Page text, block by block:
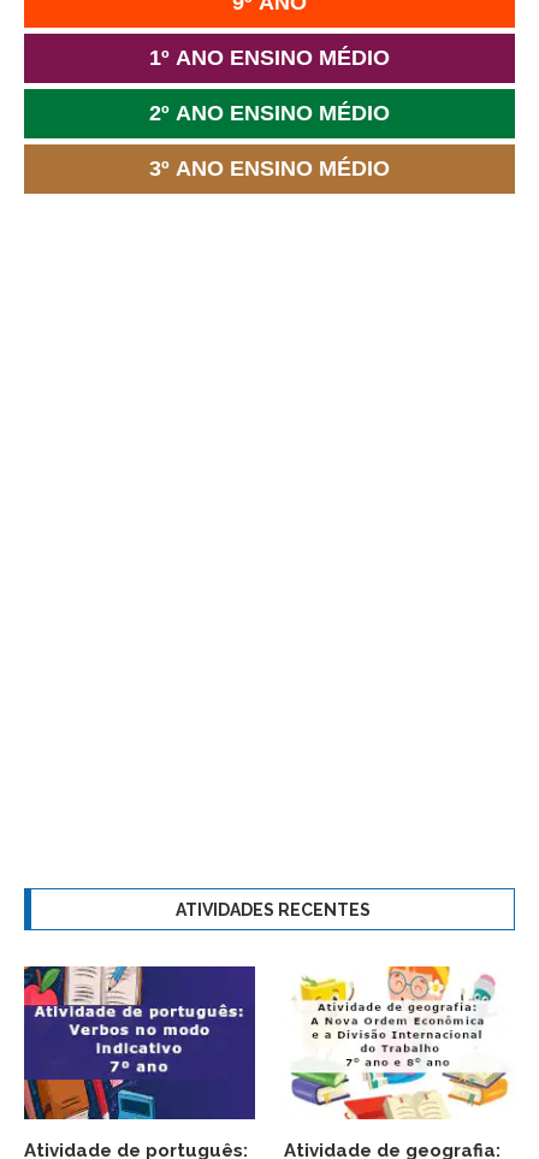
1º ANO ENSINO MÉDIO
2º ANO ENSINO MÉDIO
3º ANO ENSINO MÉDIO
ATIVIDADES RECENTES
Atividade de português:
Atividade de geografia: